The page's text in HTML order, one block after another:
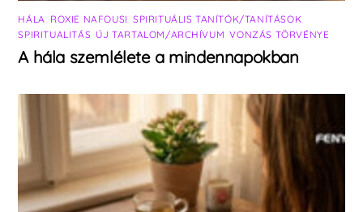
HÁLA ROXIE NAFOUSI SPIRITUÁLIS TANÍTÓK/TANÍTÁSOK
SPIRITUALITÁS ÚJ TARTALOM/ARCHÍVUM ,VONZÁS TÖRVÉNYE
A hála szemlélete a mindennapokban